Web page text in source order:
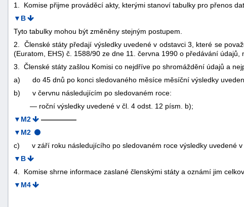
1. Komise přijme prováděcí akty, kterými stanoví tabulky pro přenos
▼B
Tyto tabulky mohou být změněny stejným postupem.
2. Členské státy předají výsledky uvedené v odstavci 3, které se
(Euratom, EHS) č. 1588/90 ze dne 11. června 1990 o předávání
3. Členské státy zašlou Komisi co nejdříve po shromáždění údajů a
a)
do 45 dnů po konci sledovaného měsíce měsíční výsledky
b)
v červnu následujícím po sledovaném roce:
— roční výsledky uvedené v čl. 4 odst. 12 písm. b);
▼M2
—————
▼M2
c)
v září roku následujícího po sledovaném roce výsledky uvedené
▼B
4. Komise shrne informace zaslané členskými státy a oznámí jim
▼M4